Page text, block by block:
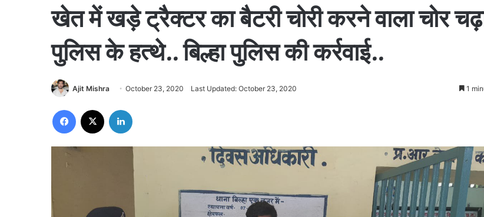
खेत में खड़े ट्रैक्टर का बैटरी चोरी करने वाला चोर
पुलिस के हत्थे.. बिल्हा पुलिस की कर्रवाई..
Ajit Mishra October 23, 2020 Last Updated: October 23, 2020 1
Facebook